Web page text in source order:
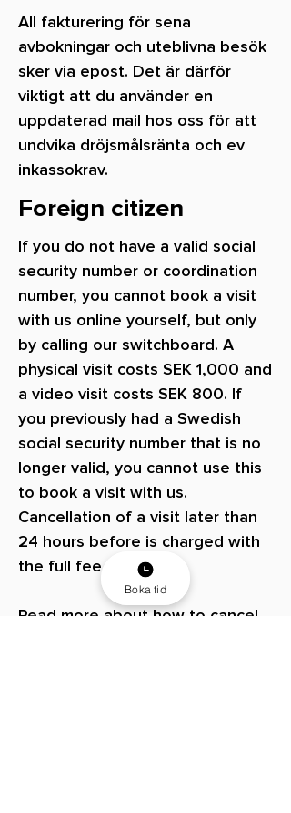
All fakturering för sena
avbokningar och uteblivna besök
sker via epost. Det är därför
viktigt att du använder en
uppdaterad mail hos oss för att
undvika dröjsmålsränta och ev
inkassokrav.
Foreign citizen
If you do not have a valid social
security number or coordination
number, you cannot book a visit
with us online yourself, but only
by calling our switchboard. A
physical visit costs SEK 1,000 and
a video visit costs SEK 800. If
you previously had a Swedish
social security number that is no
longer valid, you cannot use this
to book a visit with us.
Cancellation of a visit later than
24 hours before is charged with
the full fee.
Read more about how to cancel
Boka tid